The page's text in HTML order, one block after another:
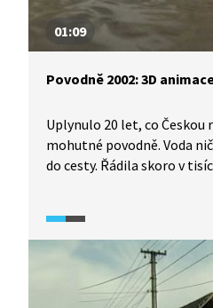
01:09
Povodně 2002: 3D
Uplynulo 20 let, co Českou
mohutné povodně. Voda
do cesty. Řádila skoro v
tisíciletých povodní se
Praha. Na 3D animaci se můžeme podívat, jak
na některých místech v
vody při této velké povodni.